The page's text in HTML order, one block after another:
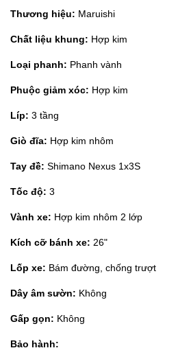
Thương hiệu: Maruishi
Chất liệu khung: Hợp kim
Loại phanh: Phanh vành
Phuộc giảm xóc: Hợp kim
Líp: 3 tầng
Giò đĩa: Hợp kim nhôm
Tay đề: Shimano Nexus 1x3S
Tốc độ: 3
Vành xe: Hợp kim nhôm 2 lớp
Kích cỡ bánh xe: 26"
Lốp xe: Bám đường, chống trượt
Dây âm sườn: Không
Gấp gọn: Không
Bảo hành: